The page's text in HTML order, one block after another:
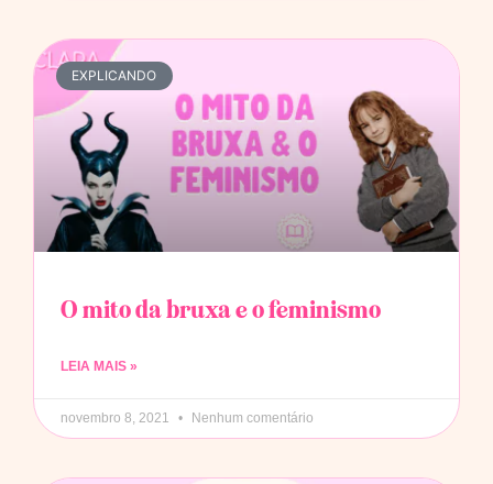
EXPLICANDO
O mito da bruxa e o feminismo
LEIA MAIS »
novembro 8, 2021 Nenhum comentário